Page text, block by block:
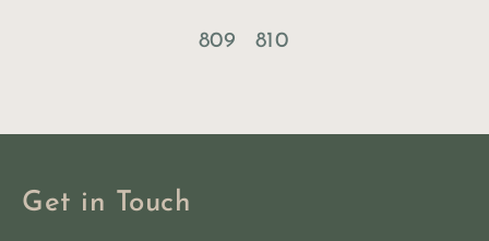
809 810
Get in Touch